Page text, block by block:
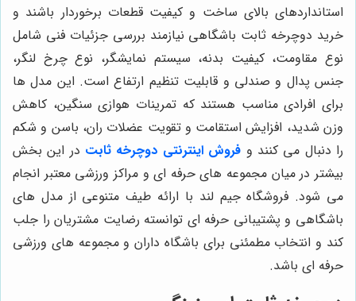
استانداردهای بالای ساخت و کیفیت قطعات برخوردار باشند و
خرید دوچرخه ثابت باشگاهی نیازمند بررسی جزئیات فنی شامل
نوع مقاومت، کیفیت بدنه، سیستم نمایشگر، نوع چرخ لنگر،
جنس پدال و صندلی و قابلیت تنظیم ارتفاع است. این مدل ها
برای افرادی مناسب هستند که تمرینات هوازی سنگین، کاهش
وزن شدید، افزایش استقامت و تقویت عضلات ران، باسن و شکم
را دنبال می کنند و فروش اینترنتی دوچرخه ثابت در این بخش
بیشتر در میان مجموعه های حرفه ای و مراکز ورزشی معتبر انجام
می شود. فروشگاه جیم لند با ارائه طیف متنوعی از مدل های
باشگاهی و پشتیبانی حرفه ای توانسته رضایت مشتریان را جلب
کند و انتخاب مطمئنی برای باشگاه داران و مجموعه های ورزشی
حرفه ای باشد.